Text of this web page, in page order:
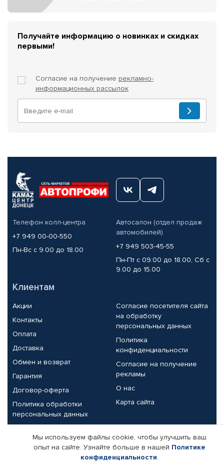
Получайте информацию о новинках и скидках
первыми!
Согласие на получение рекламно-
информационных рассылок
Телефон колл-центра
+7 949 00-00-550
Пн-Вс с 9.00 до 18.00
Автосалон (отдел продаж
автомобилей)
+7 949 503-45-55
Пн-Пт с 09.00 до 18.00, Сб с
9.00 до 15.00
Клиентам
Акции
Контакты
Оплата
Доставка
Обмен и возврат
Гарантия
Договор-оферта
Политика обработки
персональных данных
Согласие посетителя сайта
на обработку
персональных данных
Политика
конфиденциальности
Согласие на получение
рекламы
О нас
Карта сайта
Партнерам
Корпоративным клиентам
Реквизиты компании
Мы используем файлы cookie, чтобы улучшить ваш
опыт на сайте. Узнайте больше в нашей Политике
конфиденциальности.